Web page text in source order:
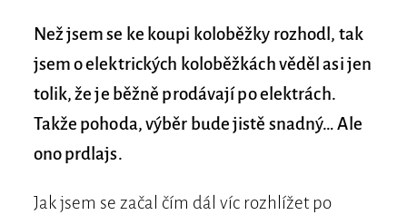
Než jsem se ke koupi koloběžky rozhodl, tak
jsem o elektrických koloběžkách věděl asi jen
tolik, že je běžně prodávají po elektrách.
Takže pohoda, výběr bude jistě snadný… Ale
ono prdlajs.
Jak jsem se začal čím dál víc rozhlížet po